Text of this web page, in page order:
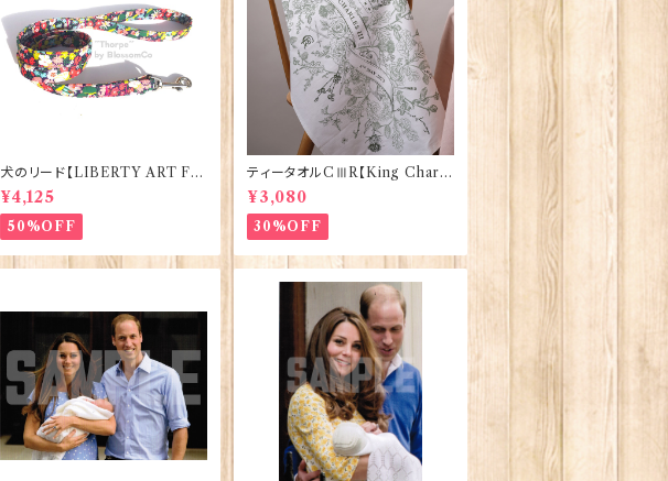
犬のリード【LIBERTY ART FA
BRIC=Thorpe】BlossomCo 9
0294
¥4,125
50%OFF
ティータオルCⅢR【King Charle
sⅢ Coronation】Victoria Egg
s 50129
¥3,080
30%OFF